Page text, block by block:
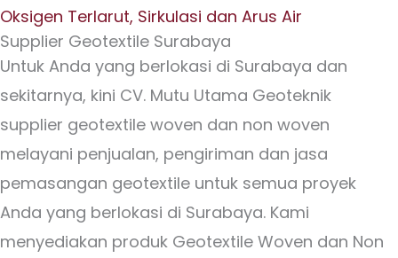
Oksigen Terlarut, Sirkulasi dan Arus Air
Supplier Geotextile Surabaya
Untuk Anda yang berlokasi di Surabaya dan
sekitarnya, kini CV. Mutu Utama Geoteknik
supplier geotextile woven dan non woven
melayani penjualan, pengiriman dan jasa
pemasangan geotextile untuk semua proyek
Anda yang berlokasi di Surabaya. Kami
menyediakan produk Geotextile Woven dan Non